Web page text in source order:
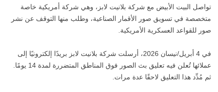
تواصل البيت الأبيض مع شركة بلانيت لابز، وهي شركة أمريكية خاصة
متخصصة في تسويق صور الأقمار الصناعية، وطلب منها التوقف عن نشر
صور للقواعد العسكرية الأمريكية.
في 4 أبريل/نيسان 2026، أرسلت شركة بلانيت لابز بريدًا إلكترونيًا إلى
عملائها تُعلن فيه تعليق بث الصور فوق المناطق المتضررة لمدة 14 يومًا.
ثم مُدِّد هذا التعليق لاحقًا عدة مرات.